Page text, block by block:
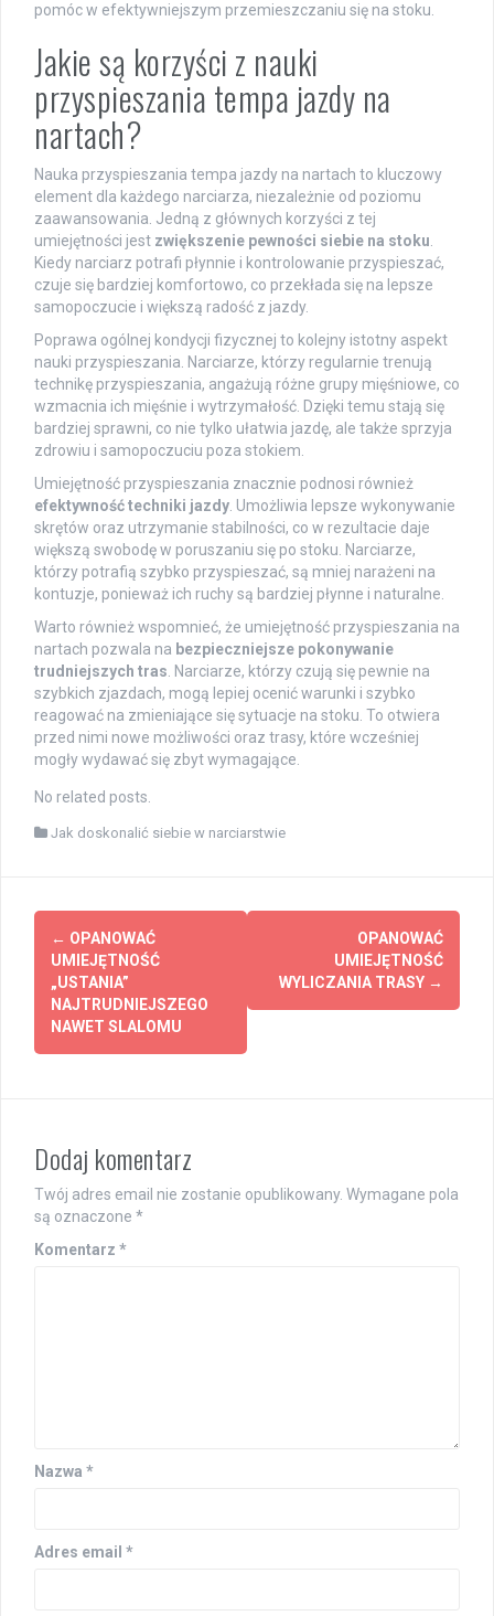
pomóc w efektywniejszym przemieszczaniu się na stoku.
Jakie są korzyści z nauki
przyspieszania tempa jazdy na
nartach?
Nauka przyspieszania tempa jazdy na nartach to kluczowy
element dla każdego narciarza, niezależnie od poziomu
zaawansowania. Jedną z głównych korzyści z tej
umiejętności jest zwiększenie pewności siebie na stoku.
Kiedy narciarz potrafi płynnie i kontrolowanie przyspieszać,
czuje się bardziej komfortowo, co przekłada się na lepsze
samopoczucie i większą radość z jazdy.
Poprawa ogólnej kondycji fizycznej to kolejny istotny aspekt
nauki przyspieszania. Narciarze, którzy regularnie trenują
technikę przyspieszania, angażują różne grupy mięśniowe, co
wzmacnia ich mięśnie i wytrzymałość. Dzięki temu stają się
bardziej sprawni, co nie tylko ułatwia jazdę, ale także sprzyja
zdrowiu i samopoczuciu poza stokiem.
Umiejętność przyspieszania znacznie podnosi również
efektywność techniki jazdy. Umożliwia lepsze wykonywanie
skrętów oraz utrzymanie stabilności, co w rezultacie daje
większą swobodę w poruszaniu się po stoku. Narciarze,
którzy potrafią szybko przyspieszać, są mniej narażeni na
kontuzje, ponieważ ich ruchy są bardziej płynne i naturalne.
Warto również wspomnieć, że umiejętność przyspieszania na
nartach pozwala na bezpieczniejsze pokonywanie
trudniejszych tras. Narciarze, którzy czują się pewnie na
szybkich zjazdach, mogą lepiej ocenić warunki i szybko
reagować na zmieniające się sytuacje na stoku. To otwiera
przed nimi nowe możliwości oraz trasy, które wcześniej
mogły wydawać się zbyt wymagające.
No related posts.
Jak doskonalić siebie w narciarstwie
Post
navigation
← OPANOWAĆ
UMIEJĘTNOŚĆ
„USTANIA”
NAJTRUDNIEJSZEGO
NAWET SLALOMU
OPANOWAĆ
UMIEJĘTNOŚĆ
WYLICZANIA TRASY →
Dodaj komentarz
Twój adres email nie zostanie opublikowany. Wymagane pola
są oznaczone *
Komentarz *
Nazwa *
Adres email *